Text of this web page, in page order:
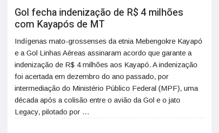
Gol fecha indenização de R$ 4 milhões
com Kayapós de MT
Indígenas mato-grossenses da etnia Mebengokre Kayapó
e a Gol Linhas Aéreas assinaram acordo que garante a
indenização de R$ 4 milhões aos Kayapó. A indenização
foi acertada em dezembro do ano passado, por
intermediação do Ministério Público Federal (MPF), uma
década após a colisão entre o avião da Gol e o jato
Legacy, pilotado por …